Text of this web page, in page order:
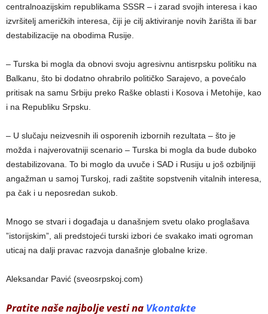
centralnoazijskim republikama SSSR – i zarad svojih interesa i kao
izvršitelj američkih interesa, čiji je cilj aktiviranje novih žarišta ili bar
destabilizacije na obodima Rusije.
– Turska bi mogla da obnovi svoju agresivnu antisrpsku politiku na
Balkanu, što bi dodatno ohrabrilo političko Sarajevo, a povećalo
pritisak na samu Srbiju preko Raške oblasti i Kosova i Metohije, kao
i na Republiku Srpsku.
– U slučaju neizvesnih ili osporenih izbornih rezultata – što je
možda i najverovatniji scenario – Turska bi mogla da bude duboko
destabilizovana. To bi moglo da uvuče i SAD i Rusiju u još ozbiljniji
angažman u samoj Turskoj, radi zaštite sopstvenih vitalnih interesa,
pa čak i u neposredan sukob.
Mnogo se stvari i događaja u današnjem svetu olako proglašava
”istorijskim”, ali predstojeći turski izbori će svakako imati ogroman
uticaj na dalji pravac razvoja današnje globalne krize.
Aleksandar Pavić (sveosrpskoj.com)
Pratite naše najbolje vesti na Vkontakte